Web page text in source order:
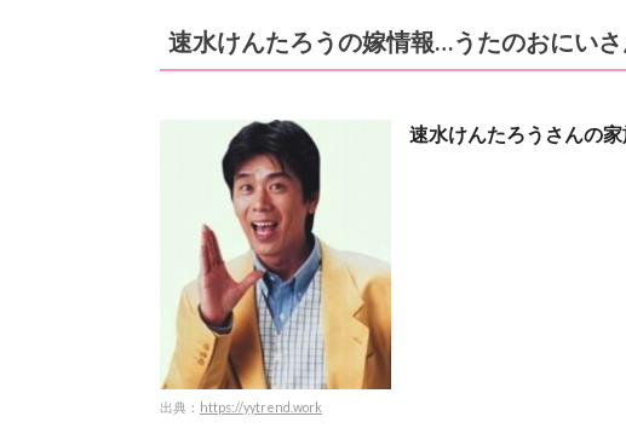
速水けんたろうの嫁情報…うたのおにい
出典： https://yytrend.work
速水けんたろうさんの